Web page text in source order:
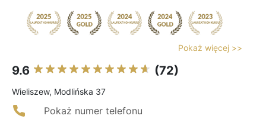
Pokaż więcej >>
9.6 (72)
Wieliszew, Modlińska 37
Pokaż numer telefonu